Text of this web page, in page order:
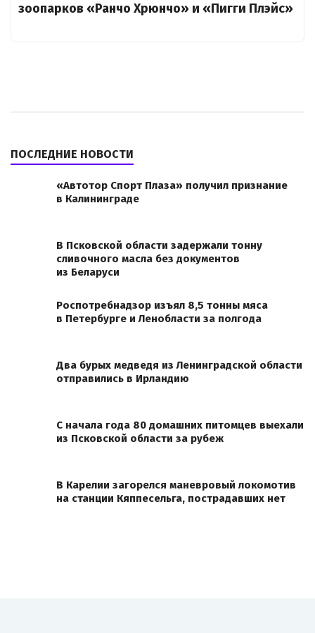
зоопарков «Ранчо Хрюнчо» и «Пигги Плэйс»
ПОСЛЕДНИЕ НОВОСТИ
«Автотор Спорт Плаза» получил признание
в Калининграде
В Псковской области задержали тонну
сливочного масла без документов
из Беларуси
Роспотребнадзор изъял 8,5 тонны мяса
в Петербурге и Ленобласти за полгода
Два бурых медведя из Ленинградской области
отправились в Ирландию
С начала года 80 домашних питомцев выехали
из Псковской области за рубеж
В Карелии загорелся маневровый локомотив
на станции Кяппесельга, пострадавших нет